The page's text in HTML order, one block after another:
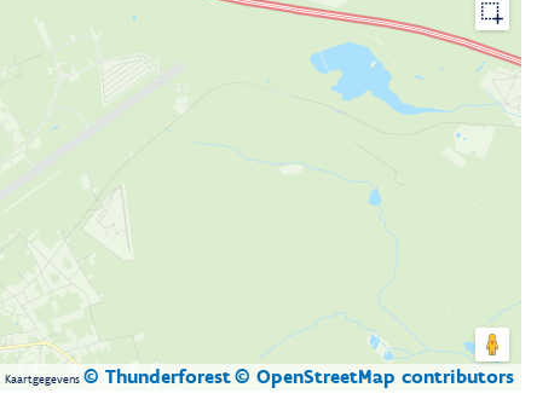
Kaartgegevens © Thunderforest© OpenStreetMap contributors